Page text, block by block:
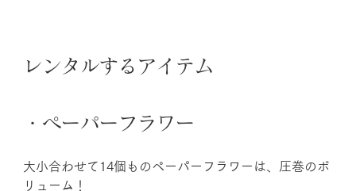
レンタルするアイテム
・ペーパーフラワー
大小合わせて14個ものペーパーフラワーは、圧巻のボ
リューム！